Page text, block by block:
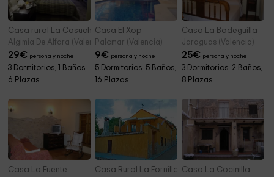
Casa rural La Casucha 2
Algimia De Alfara (Valencia)
29€ persona y noche
3 Dormitorios, 1 Baños,
6 Plazas
Casa El Xop
Palomar (Valencia)
9€ persona y noche
5 Dormitorios, 5 Baños,
16 Plazas
Casa La Bodeguilla
Jaraguas (Valencia)
25€ persona y noche
3 Dormitorios, 2 Baños,
8 Plazas
Casa La Fuente Casa Rural La Fornilla Casa La Cocinilla